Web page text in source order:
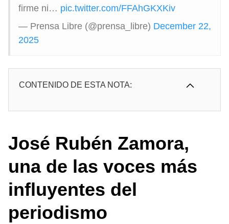
firme ni… pic.twitter.com/FFAhGKXKiv
— Prensa Libre (@prensa_libre) December 22,
2025
CONTENIDO DE ESTA NOTA:
José Rubén Zamora,
una de las voces más
influyentes del
periodismo